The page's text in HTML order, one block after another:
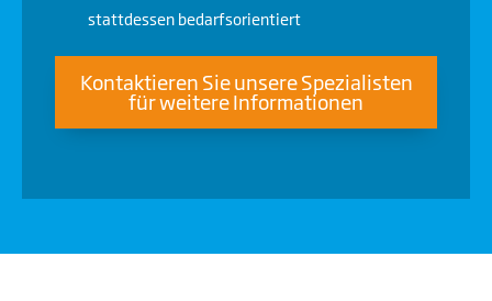
stattdessen bedarfsorientiert
Kontaktieren Sie unsere Spezialisten
für weitere Informationen